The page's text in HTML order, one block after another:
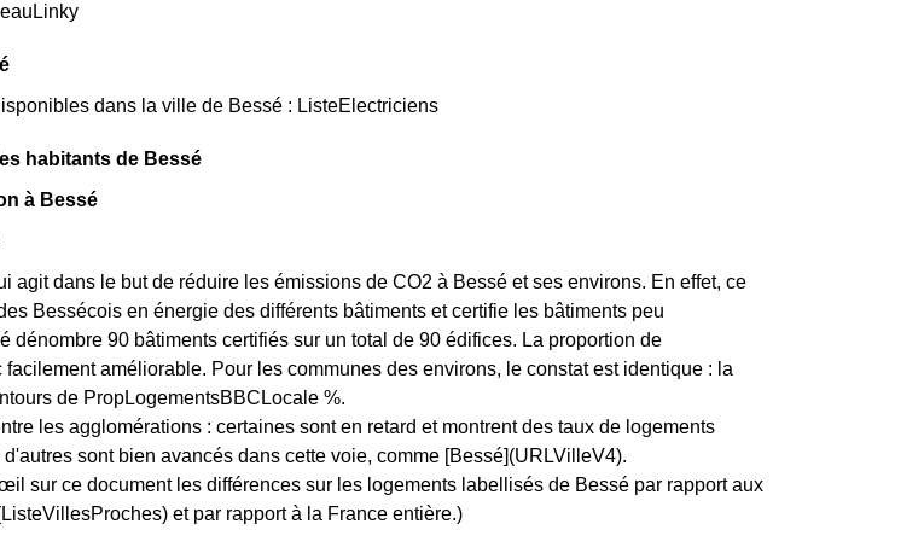
dans la ville de Bessé : ListeElectriciens
habitants de Bessé
à Bessé
agit dans le but de réduire les émissions de CO2 à Bessé et ses environs. En effet, ce
Bessécois en énergie des différents bâtiments et certifie les bâtiments peu
dénombre 90 bâtiments certifiés sur un total de 90 édifices. La proportion de
améliorable. Pour les communes des environs, le constat est identique : la
de PropLogementsBBCLocale %.
les agglomérations : certaines sont en retard et montrent des taux de logements
sont bien avancés dans cette voie, comme [Bessé](URLVilleV4).
sur ce document les différences sur les logements labellisés de Bessé par rapport aux
et par rapport à la France entière.)